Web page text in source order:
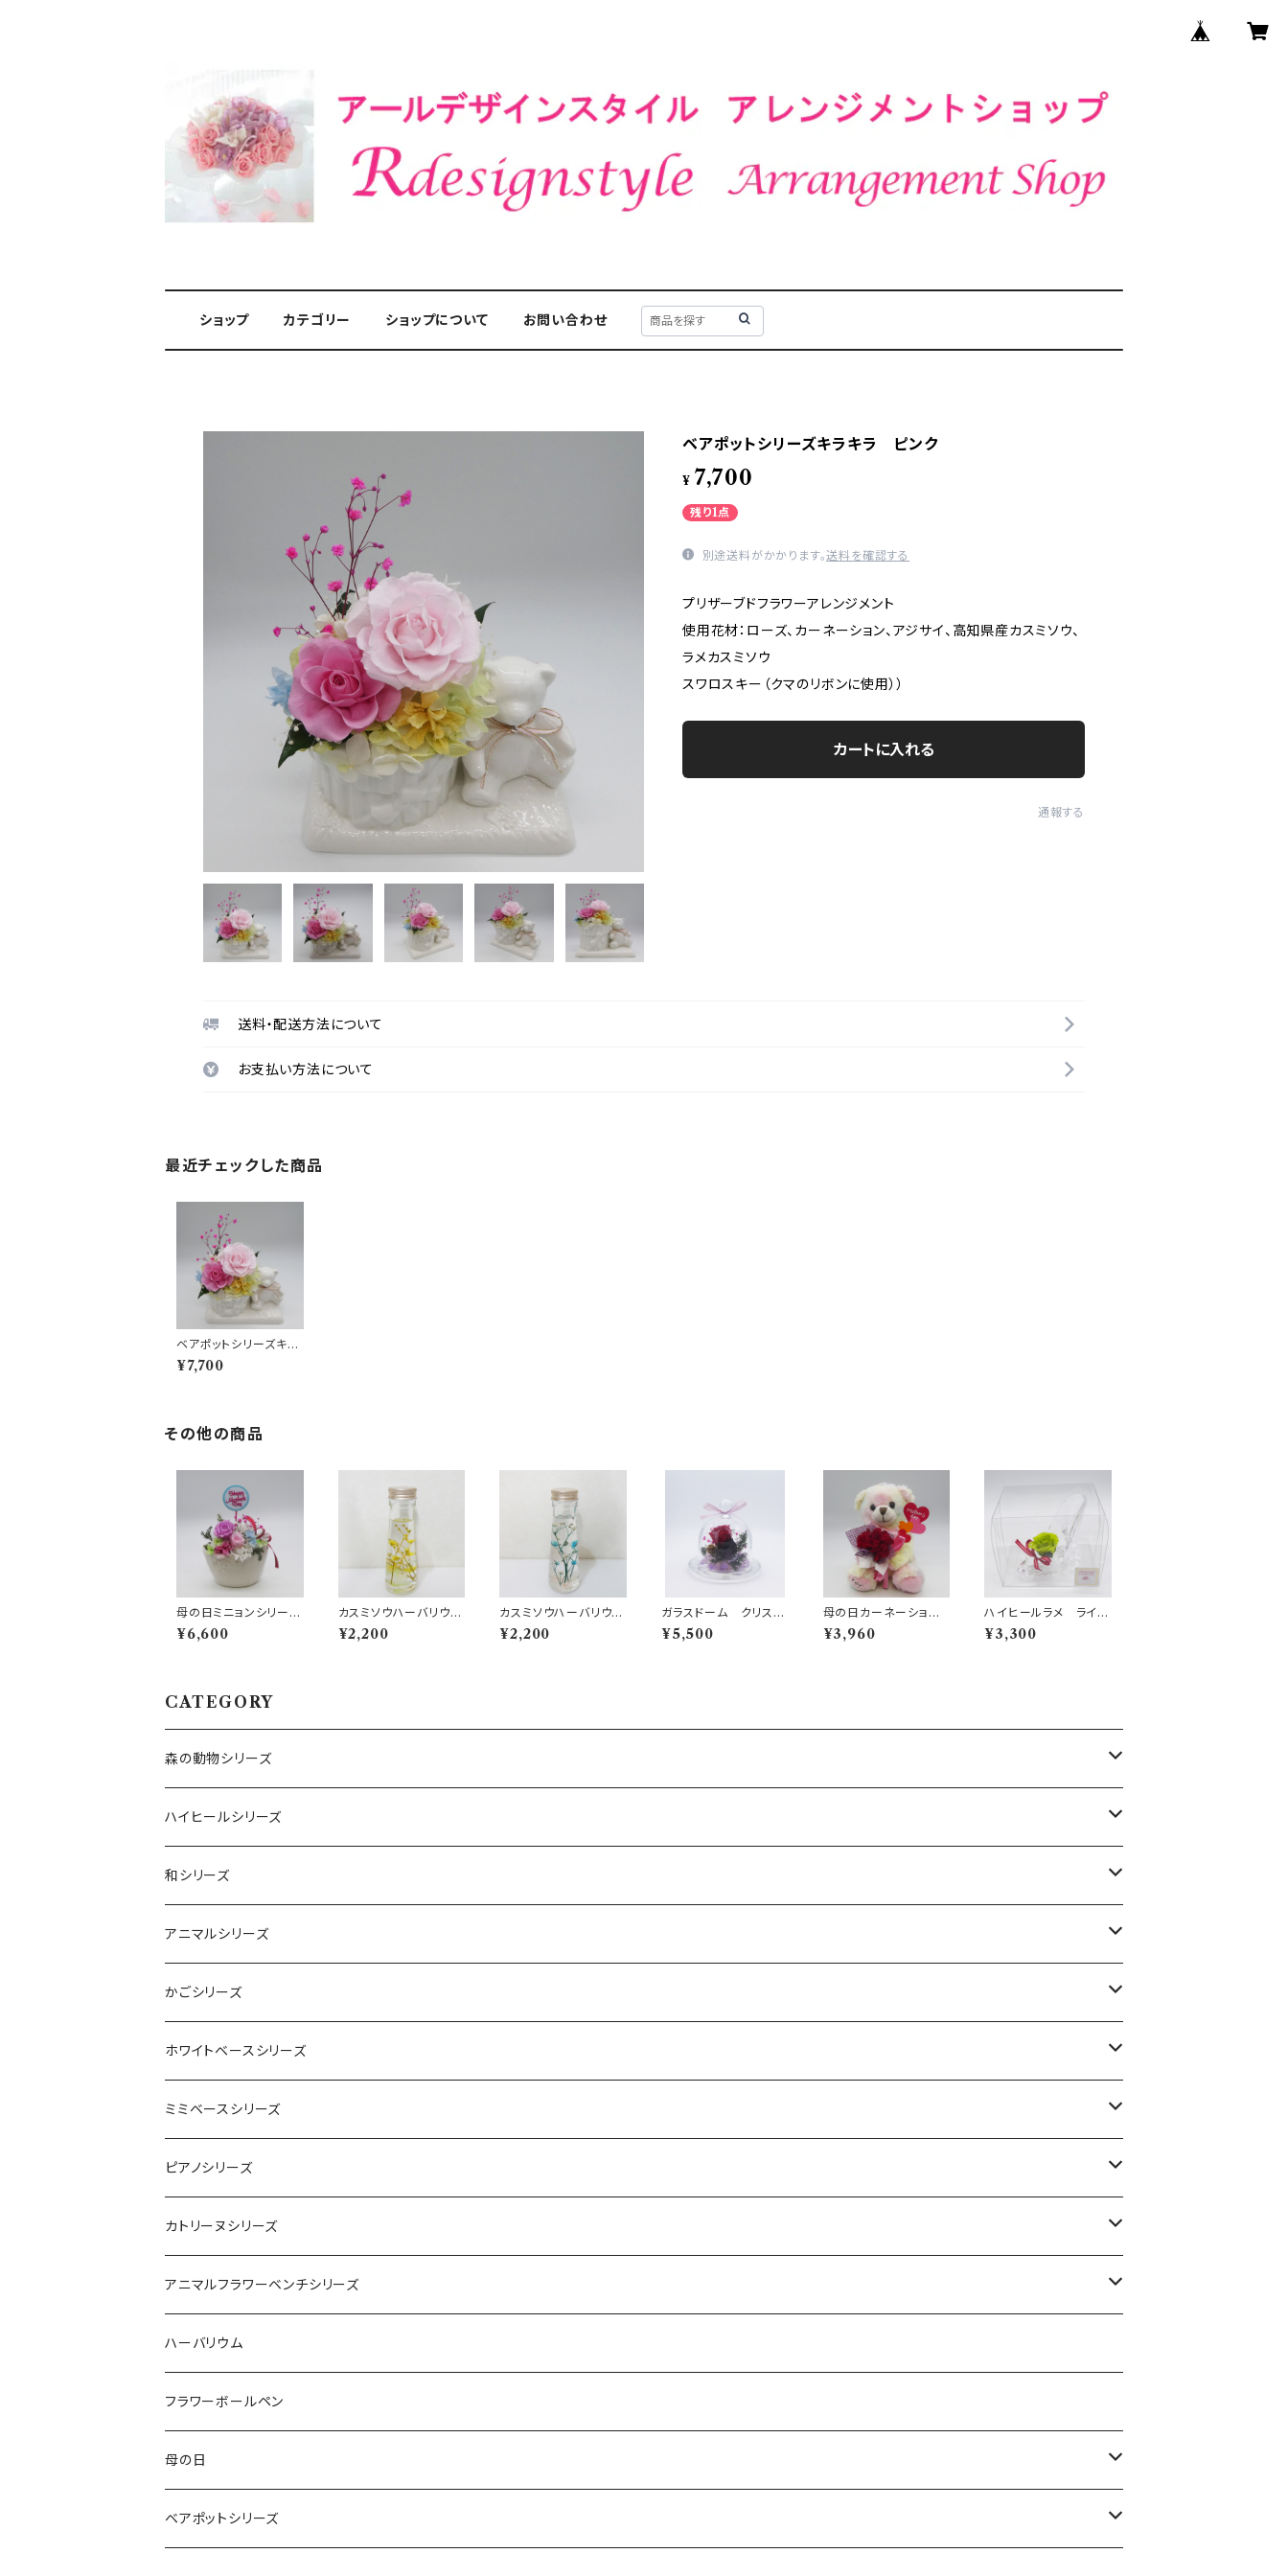
ショップ カテゴリー ショップについて お問い合わせ
ベアポットシリーズキラキラ ピンク
¥ 7,700
残り1点
別途送料がかかります。送料を確認する
プリザーブドフラワーアレンジメント
使用花材：ローズ、カーネーション、アジサイ、高知県産カスミソウ、
ラメカスミソウ
スワロスキー（クマのリボンに使用））
カートに入れる
通報する
送料・配送方法について
お支払い方法について
最近チェックした商品
ベアポットシリーズキラ
キラ ピンク
¥7,700
その他の商品
母の日ミニョンシリー
ズ ピンク
¥6,600
カスミソウハーバリウム
イエロー
¥2,200
カスミソウハーバリウム
ブルー
¥2,200
ガラスドーム クリスマ
ス
¥5,500
母の日カーネーション
ベア レッド
¥3,960
ハイヒールラメ ライト
グリーン
¥3,300
CATEGORY
森の動物シリーズ
とり
ブルー
うさぎ
スィートライラック
フルーティオレンジ
ハイヒールシリーズ
カスミソウ
コスモピンク
プリンセスピンク
ラメ
ソーダーブルー
レモンフィズ
和シリーズ
折り鶴
イエロー
レッド
干支猪
アニマルシリーズ
花うさぎ
ホワイトブルー
ベアポット
ピンク
ベア
ピンク
かごシリーズ
トロピカルかご
ライトグリーン
ピンク
ホワイトベースシリーズ
ローズポット
レッド
オレンジ
ミミベースシリーズ
ミミホワイトベース
ピンク＆イエロー
レッド＆オレンジ
ピアノシリーズ
オリジナル1
レツド＆ピンク
カトリーヌシリーズ
ピンクベース
アニマルフラワーベンチシリーズ
モンキー
ソーダブルー
ベア
レッド
ピンク
ハーバリウム
フラワーボールペン
母の日
クレアシリーズ
ベアポットシリーズ